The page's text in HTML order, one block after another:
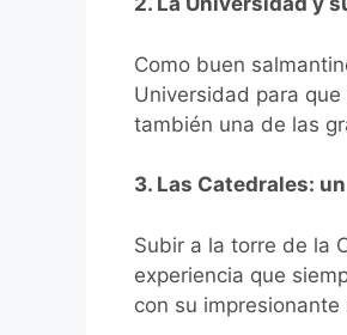
Como buen
Universidad para
también una de las
3. Las Catedrales:
Subir a la torre de la
experiencia que
con su